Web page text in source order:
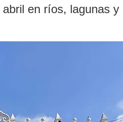
en ríos, lagunas